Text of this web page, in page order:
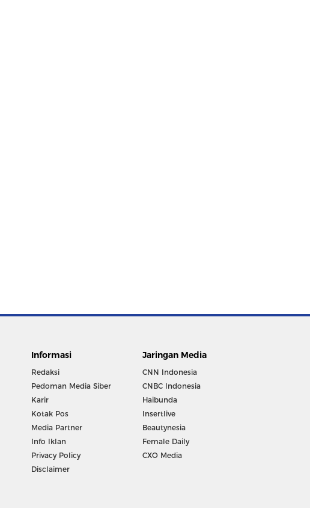
Informasi
Redaksi
Pedoman Media Siber
Karir
Kotak Pos
Media Partner
Info Iklan
Privacy Policy
Disclaimer
Jaringan Media
CNN Indonesia
CNBC Indonesia
Haibunda
Insertlive
Beautynesia
Female Daily
CXO Media